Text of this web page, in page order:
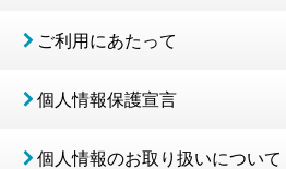
ご利用にあたって
個人情報保護宣言
個人情報のお取り扱いについて